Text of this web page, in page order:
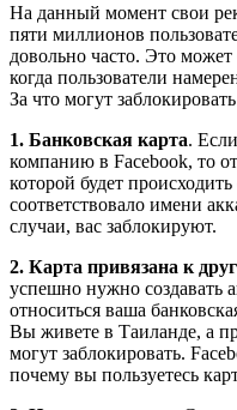
На данный момент свои
пяти миллионов
довольно часто. Это
когда пользователи
За что могут
1. Банковская карта.
компанию в Facebook, то
которой будет
соответствовало имени
случаи, вас заблокируют.
2. Карта привязана к
успешно нужно создавать
относиться ваша
Вы живете в Таиланде, а
могут заблокировать.
почему вы пользуетесь